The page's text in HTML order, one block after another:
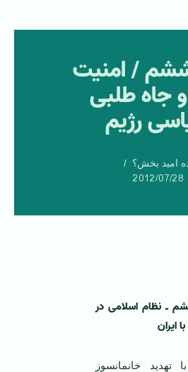
/ امنیت
جاه طلبی
رژیم
امید بخش؟
2012/07/28
ـ نظام اسلامی در
ایران
تهدید خانمانسوز